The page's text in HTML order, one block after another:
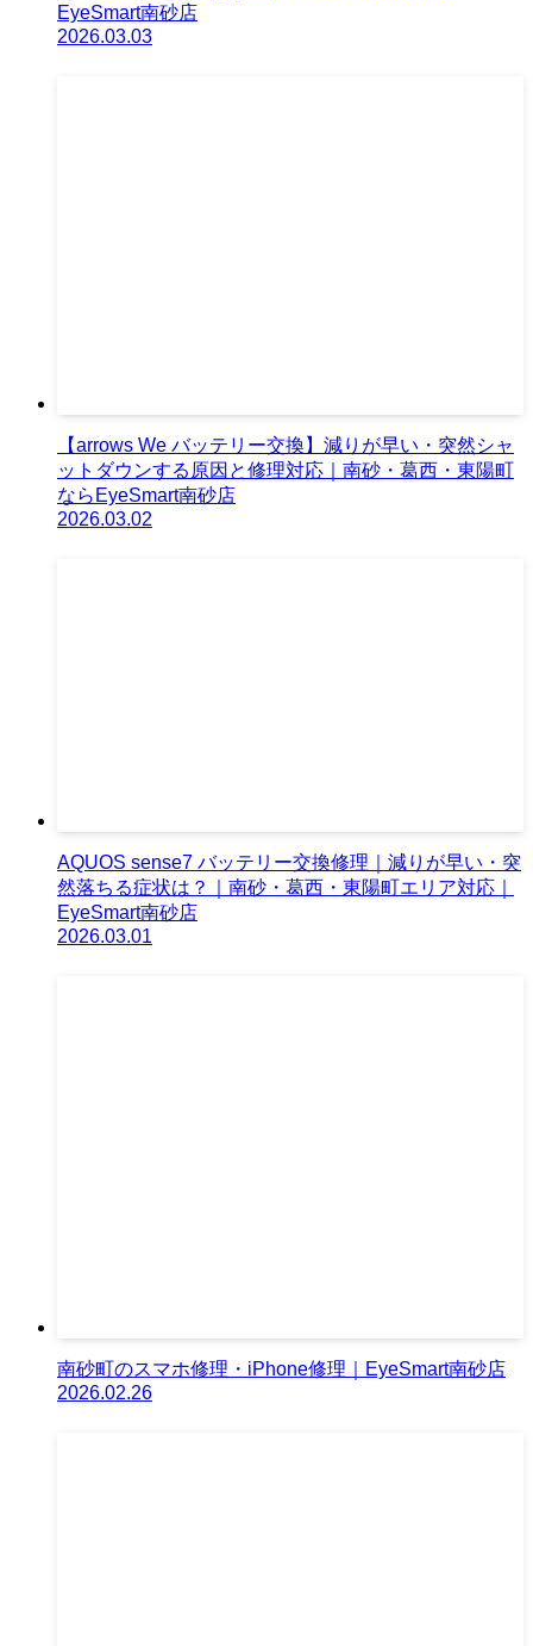
EyeSmart南砂店
2026.03.03
【arrows We バッテリー交換】減りが早い・突然シャ
ットダウンする原因と修理対応｜南砂・葛西・東陽町
ならEyeSmart南砂店
2026.03.02
AQUOS sense7 バッテリー交換修理｜減りが早い・突
然落ちる症状は？｜南砂・葛西・東陽町エリア対応｜
EyeSmart南砂店
2026.03.01
南砂町のスマホ修理・iPhone修理｜EyeSmart南砂店
2026.02.26